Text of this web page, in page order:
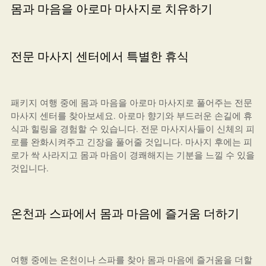
몸과 마음을 아로마 마사지로 치유하기
전문 마사지 센터에서 특별한 휴식
패키지 여행 중에 몸과 마음을 아로마 마사지로 풀어주는 전문
마사지 센터를 찾아보세요. 아로마 향기와 부드러운 손길에 휴
식과 힐링을 경험할 수 있습니다. 전문 마사지사들이 신체의 피
로를 완화시켜주고 긴장을 풀어줄 것입니다. 마사지 후에는 피
로가 싹 사라지고 몸과 마음이 경쾌해지는 기분을 느낄 수 있을
것입니다.
온천과 스파에서 몸과 마음에 즐거움 더하기
여행 중에는 온천이나 스파를 찾아 몸과 마음에 즐거움을 더할